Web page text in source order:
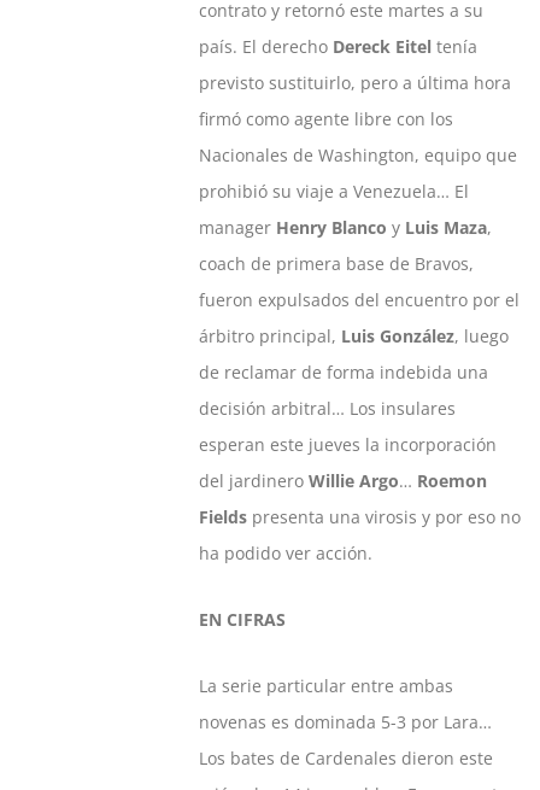
contrato y retornó este martes a su
país. El derecho Dereck Eitel tenía
previsto sustituirlo, pero a última hora
firmó como agente libre con los
Nacionales de Washington, equipo que
prohibió su viaje a Venezuela… El
manager Henry Blanco y Luis Maza,
coach de primera base de Bravos,
fueron expulsados del encuentro por el
árbitro principal, Luis González, luego
de reclamar de forma indebida una
decisión arbitral… Los insulares
esperan este jueves la incorporación
del jardinero Willie Argo… Roemon
Fields presenta una virosis y por eso no
ha podido ver acción.
EN CIFRAS
La serie particular entre ambas
novenas es dominada 5-3 por Lara…
Los bates de Cardenales dieron este